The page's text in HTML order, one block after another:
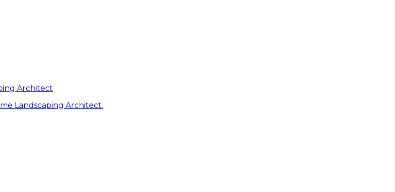
Architect
Landscaping Architect.